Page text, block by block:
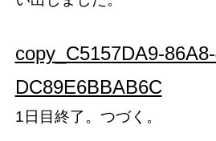
copy_C5157DA9-
DC89E6BBAB6C
1日目終了。つづく。